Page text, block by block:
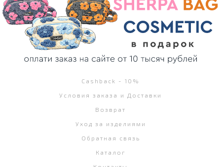
Cashback - 10%
Условия заказа и Доставки
Возврат
Уход за изделиями
Обратная связь
Каталог